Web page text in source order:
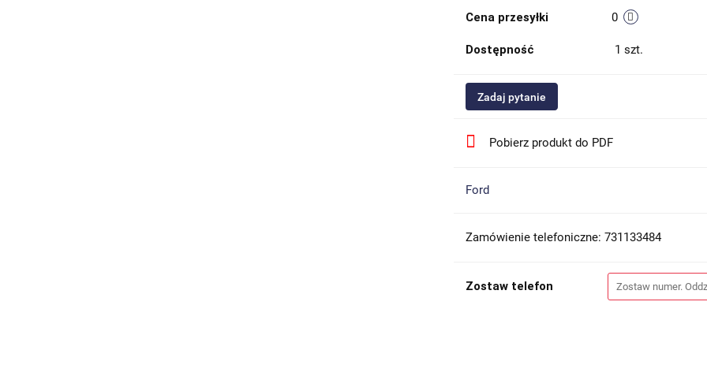
Cena przesyłki 0
Dostępność 1 szt.
Zadaj pytanie
Pobierz produkt do PDF
Ford
Zamówienie telefoniczne: 731133484
Zostaw telefon